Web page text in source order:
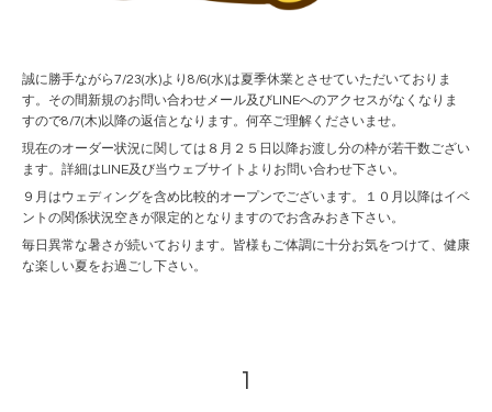
誠に勝手ながら7/23(水)より8/6(水)は夏季休業とさせていただいておりま
す。その間新規のお問い合わせメール及びLINEへのアクセスがなくなりま
すので8/7(木)以降の返信となります。何卒ご理解くださいませ。
現在のオーダー状況に関しては８月２５日以降お渡し分の枠が若干数ござい
ます。詳細はLINE及び当ウェブサイトよりお問い合わせ下さい。
９月はウェディングを含め比較的オープンでございます。１０月以降はイベ
ントの関係状況空きが限定的となりますのでお含みおき下さい。
毎日異常な暑さが続いております。皆様もご体調に十分お気をつけて、健康
な楽しい夏をお過ごし下さい。
1